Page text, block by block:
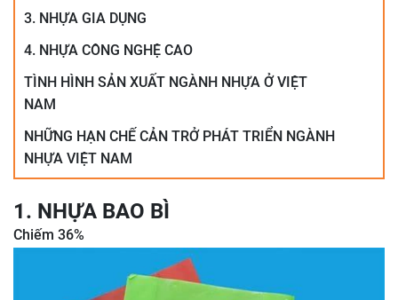
3. NHỰA GIA DỤNG
4. NHỰA CÔNG NGHỆ CAO
TÌNH HÌNH SẢN XUẤT NGÀNH NHỰA Ở VIỆT
NAM
NHỮNG HẠN CHẾ CẢN TRỞ PHÁT TRIỂN NGÀNH
NHỰA VIỆT NAM
1. NHỰA BAO BÌ
Chiếm 36%